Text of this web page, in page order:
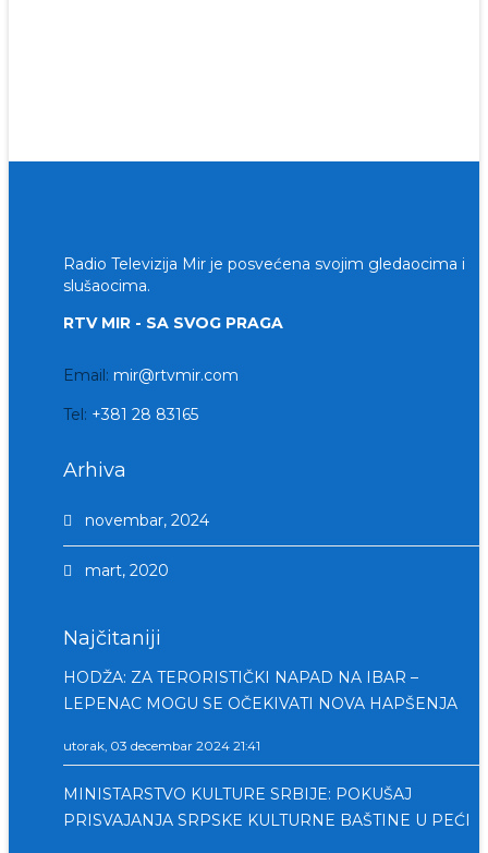
Radio Televizija Mir je posvećena svojim gledaocima i
slušaocima.
RTV MIR - SA SVOG PRAGA
Email: mir@rtvmir.com
Tel: +381 28 83165
Arhiva
novembar, 2024
mart, 2020
Najčitaniji
HODŽA: ZA TERORISTIČKI NAPAD NA IBAR –
LEPENAC MOGU SE OČEKIVATI NOVA HAPŠENJA
utorak, 03 decembar 2024 21:41
MINISTARSTVO KULTURE SRBIJE: POKUŠAJ
PRISVAJANJA SRPSKE KULTURNE BAŠTINE U PEĆI